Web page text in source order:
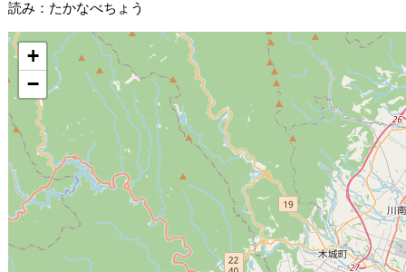
読み：たかなべちょう
+
−